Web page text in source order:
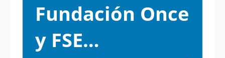
Fundación Once
y FSE…